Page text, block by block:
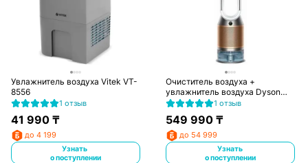
Увлажнитель воздуха Vitek VT-
8556
1 отзыв
41 990₸
до 4 199
Узнать
о поступлении
Очиститель воздуха +
увлажнитель воздуха Dyson
PH04
1 отзыв
549 990 ₸
до 54 999
Узнать
о поступлении